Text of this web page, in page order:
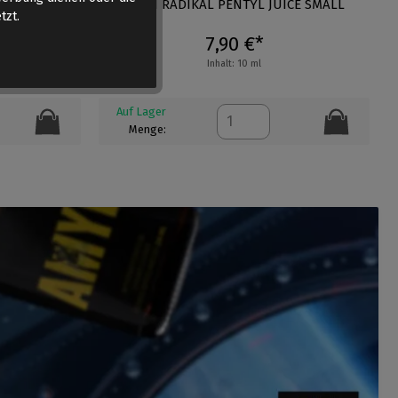
SMALL RUSH RADIKAL PENTYL JUICE SMALL
7,90 €*
Inhalt: 10 ml
Auf Lager
Menge: